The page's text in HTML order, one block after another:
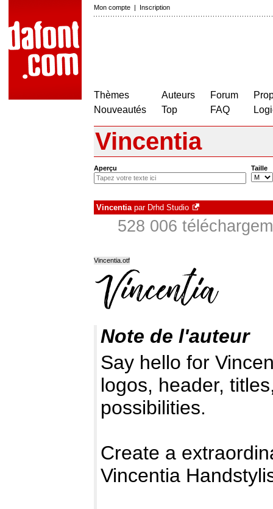
Mon compte | Inscription
Thèmes
Nouveautés
Auteurs
Top
Forum
FAQ
Vincentia
Aperçu Taille
Vincentiapar Drhd Studio
528 006
Vincentia.otf
Note de l'auteur
Say hello for
logos, header,
possibilities.
Create a
Vincentia